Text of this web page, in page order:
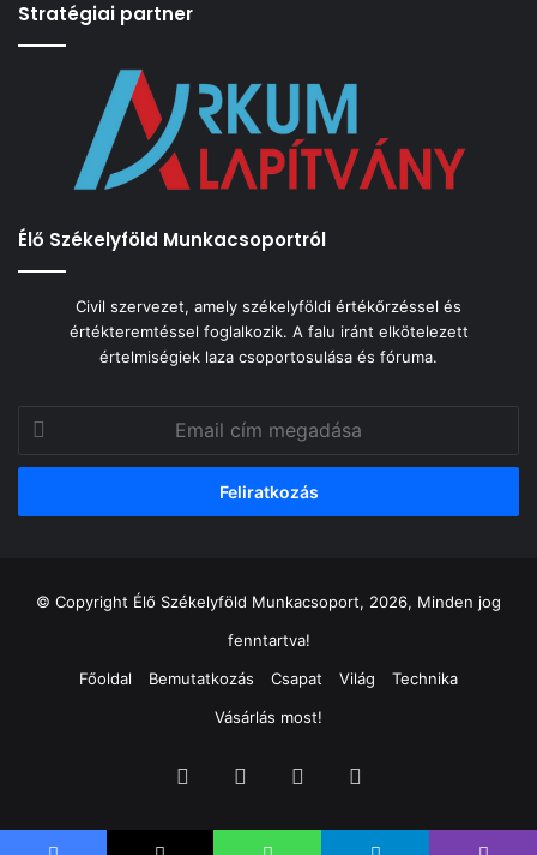
Stratégiai partner
Élő Székelyföld Munkacsoportról
Civil szervezet, amely székelyföldi értékőrzéssel és
értékteremtéssel foglalkozik. A falu iránt elkötelezett
értelmiségiek laza csoportosulása és fóruma.
cím
megadása
© Copyright Élő Székelyföld Munkacsoport, 2026, Minden jog
fenntartva!
Főoldal
Bemutatkozás Csapat Világ
Technika
Vásárlás most!
Facebook YouTube